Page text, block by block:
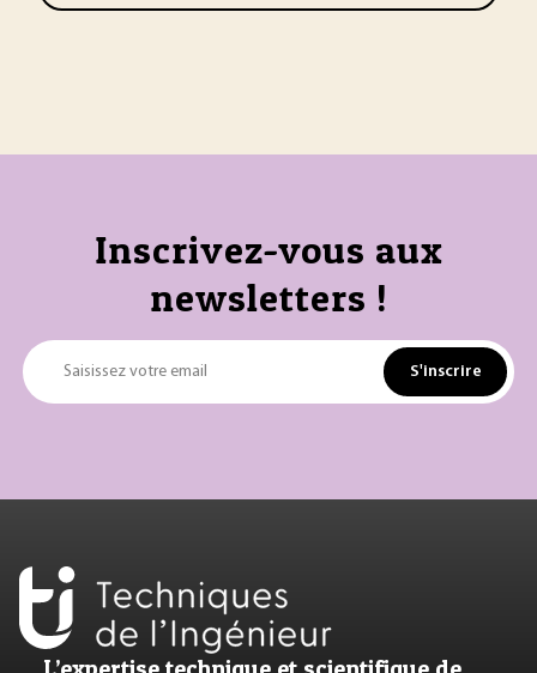
Inscrivez-vous aux
newsletters !
Saisissez votre email S'inscrire